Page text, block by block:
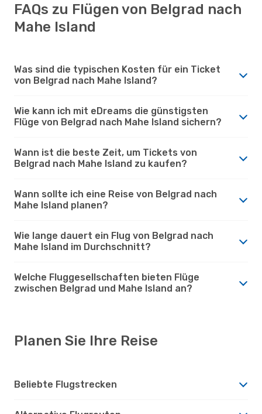
FAQs zu Flügen von Belgrad nach
Mahe Island
Was sind die typischen Kosten für ein Ticket
von Belgrad nach Mahe Island?
Wie kann ich mit eDreams die günstigsten
Flüge von Belgrad nach Mahe Island sichern?
Wann ist die beste Zeit, um Tickets von
Belgrad nach Mahe Island zu kaufen?
Wann sollte ich eine Reise von Belgrad nach
Mahe Island planen?
Wie lange dauert ein Flug von Belgrad nach
Mahe Island im Durchschnitt?
Welche Fluggesellschaften bieten Flüge
zwischen Belgrad und Mahe Island an?
Planen Sie Ihre Reise
Beliebte Flugstrecken